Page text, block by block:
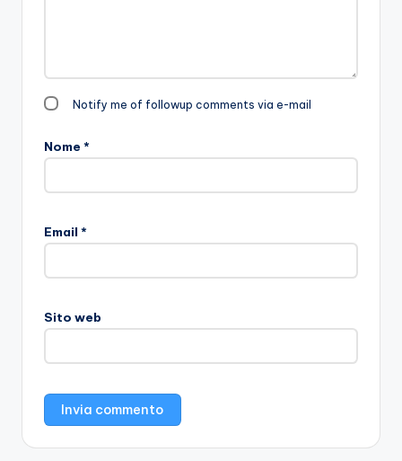
Notify me of followup comments via e-mail
Nome *
Email *
Sito web